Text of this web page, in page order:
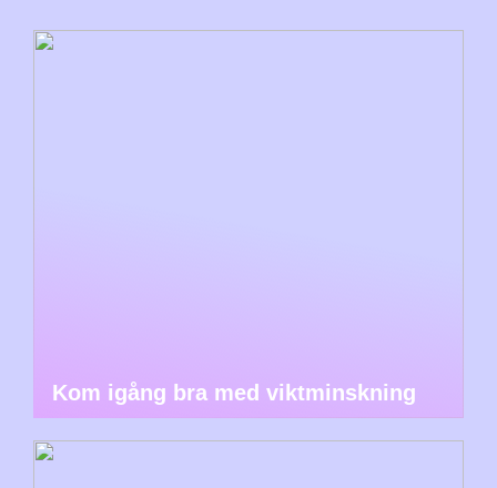
Kom igång bra med viktminskning